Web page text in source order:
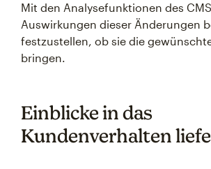
Mit den Analysefunktionen des
Auswirkungen dieser Änderungen
festzustellen, ob sie die
bringen.
Einblicke in das
Kundenverhalten